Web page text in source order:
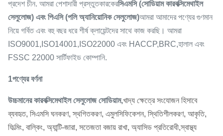
প্রদেশ চীন. আমরা পেশাদারী প্রস্তুতকারকেরসিএমসি (সোডিয়াম কারবক্সিমেথাইল
সেলুলোজ) এবং পিএসি (পলি অ্যানিয়োনিক সেলুলোজ)আমরা আমাদের পণ্যের গুণমান
নিয়ে গর্বিত এবং বহু বছর ধরে শীর্ষ ক্লায়েন্টদের সাথে কাজ করছি। আমরা
ISO9001,ISO14001,ISO22000 এবং HACCP,BRC,হালাল এবং
FSSC 22000 সার্টিফাইড কোম্পানি.
1পণ্যের বর্ণনা
উচ্চমানের কারবক্সিমেথাইল সেলুলোজ সোডিয়াম,খাদ্য ক্ষেত্রে সংযোজন হিসাবে
ব্যবহৃত, সিএমসি ঘনকরণ, স্থগিতকরণ, এমুলসিফিকেশন, স্থিতিশীলকরণ, আকৃতি,
ফিল্মিং, বাল্কিং, অ্যান্টি-জারা, সতেজতা বজায় রাখা, অ্যাসিড প্রতিরোধী,স্বাস্থ্য